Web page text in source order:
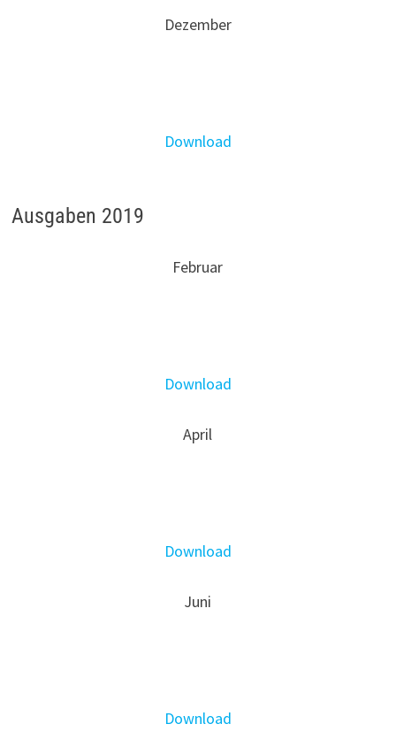
Dezember
Download
Ausgaben 2019
Februar
Download
April
Download
Juni
Download